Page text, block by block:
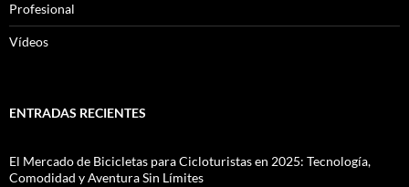
Profesional
Vídeos
ENTRADAS RECIENTES
El Mercado de Bicicletas para Cicloturistas en 2025: Tecnología,
Comodidad y Aventura Sin Límites